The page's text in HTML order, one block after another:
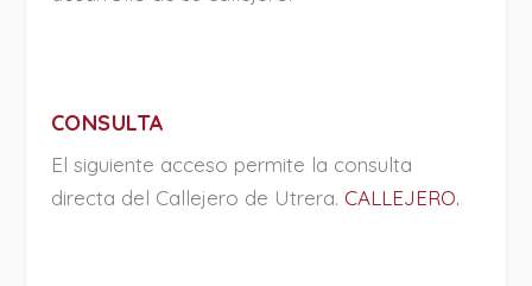
CONSULTA
El siguiente acceso permite la consulta
directa del Callejero de Utrera. CALLEJERO.